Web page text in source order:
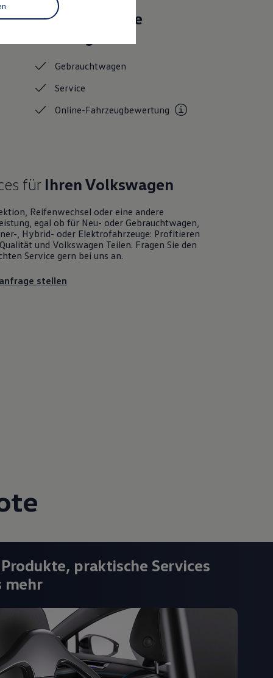
Das sind unsere
Gebrauchtwagen
Service
Online-Fahrzeugbewertung
für IhrenVolkswagen
Reifenwechsel oder eine andere
egal ob für Neu- oder Gebrauchtwagen
, Hybrid- oder Elektrofahrzeuge: Profitieren
und Volkswagen Teilen. Fragen Sie den
Service gern bei uns an.
stellen
praktische Services
mehr